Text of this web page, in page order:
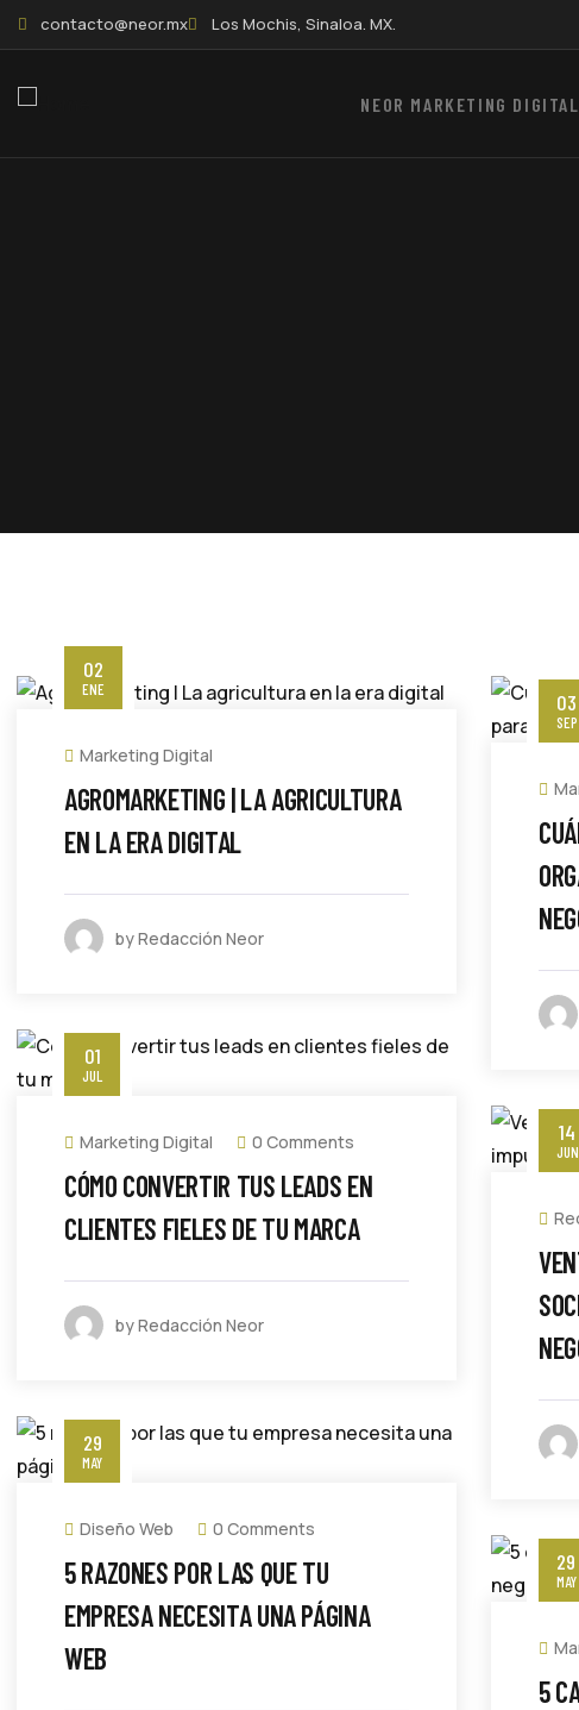
contacto@neor.mx Los Mochis, Sinaloa. MX.
NEOR MARKETING DIGITAL
02
ENE
Marketing Digital
AGROMARKETING | LA AGRICULTURA
EN LA ERA DIGITAL
by Redacción Neor
03
SEP
01
JUL
Marketing Digital 0 Comments
CÓMO CONVERTIR TUS LEADS EN
CLIENTES FIELES DE TU MARCA
by Redacción Neor
14
JUN
29
MAY
Diseño Web 0 Comments
5 RAZONES POR LAS QUE TU
EMPRESA NECESITA UNA PÁGINA
WEB
29
MAY
5